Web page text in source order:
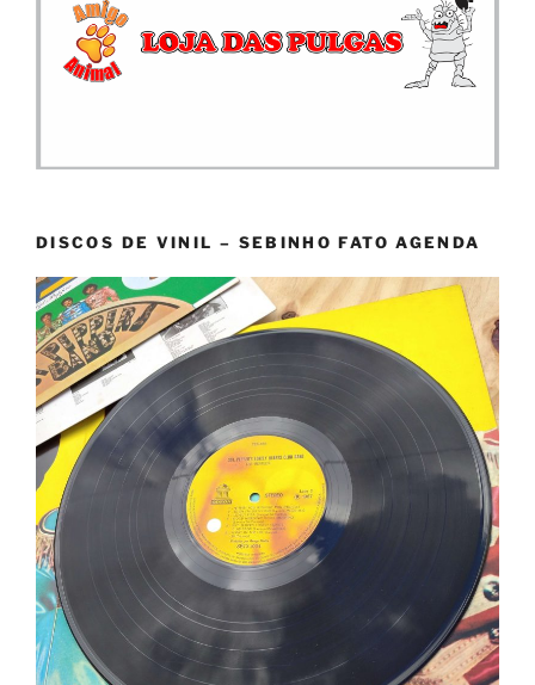
DISCOS DE VINIL – SEBINHO FATO AGENDA